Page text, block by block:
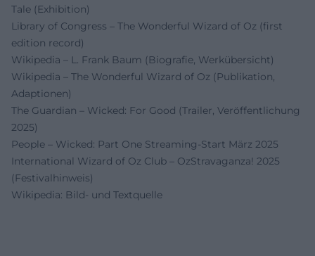
Tale (Exhibition)
Library of Congress – The Wonderful Wizard of Oz (first
edition record)
Wikipedia – L. Frank Baum (Biografie, Werkübersicht)
Wikipedia – The Wonderful Wizard of Oz (Publikation,
Adaptionen)
The Guardian – Wicked: For Good (Trailer, Veröffentlichung
2025)
People – Wicked: Part One Streaming-Start März 2025
International Wizard of Oz Club – OzStravaganza! 2025
(Festivalhinweis)
Wikipedia: Bild- und Textquelle